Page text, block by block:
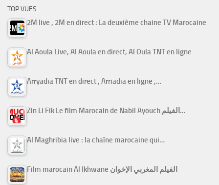
TOP VUES
2M live , 2M en direct : La deuxième chaine TV Marocaine
Al Aoula Live, Al Aoula en direct, Al Oula TNT en ligne
Arryadia TNT en direct , Arriadia en ligne ,…
Zin Li Fik Le film Marocain de Nabil Ayouch الفيلم…
Al Maghribia live : la chaîne marocaine qui…
Film marocain Al Ikhwane الفيلم المغربي الإخوان